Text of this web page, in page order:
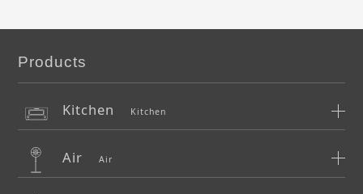
Products
Kitchen Kitchen
Air Air